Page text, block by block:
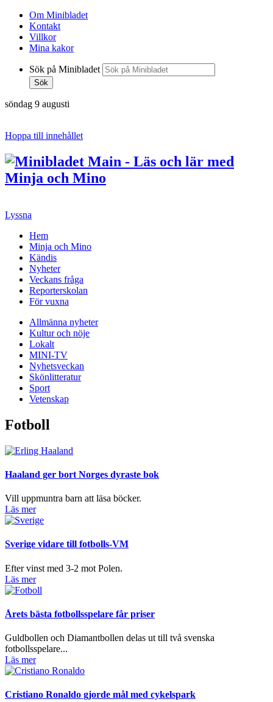
Om Minibladet
Kontakt
Villkor
Mina kakor
Sök på Minibladet
Sök
söndag 9 augusti
Hoppa till innehållet
Lyssna
Hem
Minja och Mino
Kändis
Nyheter
Veckans fråga
Reporterskolan
För vuxna
Allmänna nyheter
Kultur och nöje
Lokalt
MINI-TV
Nyhetsveckan
Skönlitteratur
Sport
Vetenskap
Fotboll
Haaland ger bort Norges dyraste bok
Vill uppmuntra barn att läsa böcker.
Läs mer
Sverige vidare till fotbolls-VM
Efter vinst med 3-2 mot Polen.
Läs mer
Årets bästa fotbollsspelare får priser
Guldbollen och Diamantbollen delas ut till två svenska
fotbollsspelare...
Läs mer
Cristiano Ronaldo gjorde mål med cykelspark